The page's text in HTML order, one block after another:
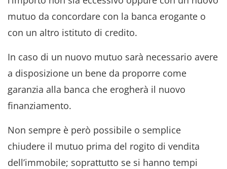
mutuo da concordare con la banca erogante o
con un altro istituto di credito.
In caso di un nuovo mutuo sarà necessario avere
a disposizione un bene da proporre come
garanzia alla banca che erogherà il nuovo
finanziamento.
Non sempre è però possibile o semplice
chiudere il mutuo prima del rogito di vendita
dell’immobile; soprattutto se si hanno tempi